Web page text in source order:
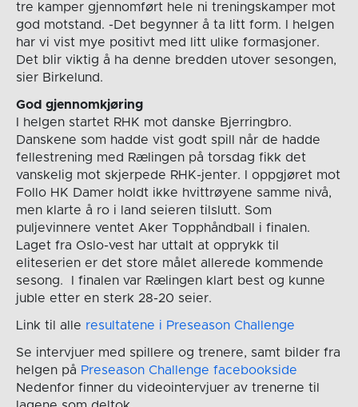
tre kamper gjennomført hele ni treningskamper mot
god motstand. -Det begynner å ta litt form. I helgen
har vi vist mye positivt med litt ulike formasjoner.
Det blir viktig å ha denne bredden utover sesongen,
sier Birkelund.
God gjennomkjøring
I helgen startet RHK mot danske Bjerringbro.
Danskene som hadde vist godt spill når de hadde
fellestrening med Rælingen på torsdag fikk det
vanskelig mot skjerpede RHK-jenter. I oppgjøret mot
Follo HK Damer holdt ikke hvittrøyene samme nivå,
men klarte å ro i land seieren tilslutt. Som
puljevinnere ventet Aker Topphåndball i finalen.
Laget fra Oslo-vest har uttalt at opprykk til
eliteserien er det store målet allerede kommende
sesong. I finalen var Rælingen klart best og kunne
juble etter en sterk 28-20 seier.
Link til alle resultatene i Preseason Challenge
Se intervjuer med spillere og trenere, samt bilder fra
helgen på Preseason Challenge facebookside
Nedenfor finner du videointervjuer av trenerne til